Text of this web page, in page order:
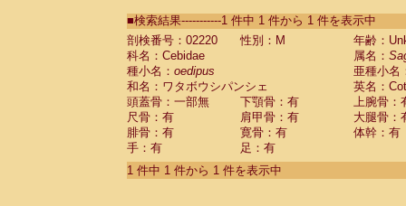
CebidaeSaguinus labiatus(0)
Cebidae Saguinus leucopus (0)
Cebidae
Cebidae
CebidaeSaguinus nigricollis (0)
Cebidae Saguinus oedipus
Cebidae Saguinus weddelli
Cebidae Saguinusspp.
Cebidae Aotus trivirgatus
Cebidae Cebus albifrons
■検索結果-----------1 件中 1 件から 1 件を表示中
剖検番号：02220
性別：M
年齢：
科名：Cebidae
属名：
種小名： oedipus
亜種小名
和名：ワタボウシパンシェ
英名：
頭蓋骨：一部無
下顎骨：有
上腕骨：
尺骨：有
肩甲骨：有
大腿骨：
腓骨：有
寛骨：有
体幹：有
手：有
足：有
1 件中 1 件から 1 件を表示中